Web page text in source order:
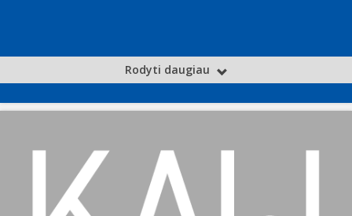
Rodyti daugiau